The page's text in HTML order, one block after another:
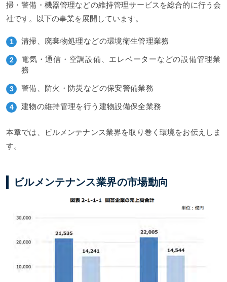
ビルメンテナンス業界のM&A案件一覧
掃・警備・機器管理などの維持管理サービスを総合的に行う会
社です。以下の事業を展開しています。
清掃、廃棄物処理などの環境衛生管理業務
電気・通信・空調設備、エレベーターなどの設備管理業
務
警備、防火・防災などの保安警備業務
建物の維持管理を行う建物設備保全業務
本章では、ビルメンテナンス業界を取り巻く環境をお伝えしま
す。
ビルメンテナンス業界の市場動向